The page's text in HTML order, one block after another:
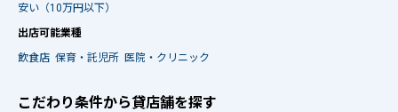
安い（10万円以下）
出店可能業種
飲食店 保育・託児所 医院・クリニック
こだわり条件から貸店舗を探す